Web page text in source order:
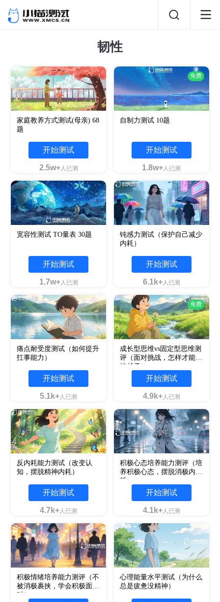
韧性
家庭教养方式测试(母亲) 68
题
开始测试
2.5w+人已测
免费
自制力测试 10题
开始测试
1.8w+人已测
宽容性测试 TO量表 30题
开始测试
1.7w+人已测
钝感力测试（保护自己减少
内耗）
开始测试
6.1k+人已测
痛点耐受度测试（如何提升
扛事能力）
开始测试
5.1k+人已测
免费
成长型思维vs固定型思维测
评（面对挑战，怎样才能越
挫越勇）
开始测试
4.9k+人已测
反内耗能力测试（改变认
知，摆脱精神内耗）
开始测试
4.7k+人已测
积极心态培养能力测评（培
养积极心态，摆脱消极内
耗）
开始测试
4.1k+人已测
积极情绪培养能力测评（不
被消极裹挟，学会积极面
对）
心理能量水平测试（为什么
总是疲惫没精神）